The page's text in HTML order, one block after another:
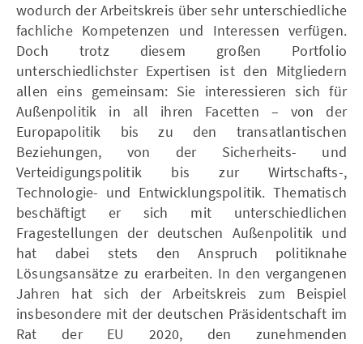
wodurch der Arbeitskreis über sehr unterschiedliche
fachliche Kompetenzen und Interessen verfügen.
Doch trotz diesem großen Portfolio
unterschiedlichster Expertisen ist den Mitgliedern
allen eins gemeinsam: Sie interessieren sich für
Außenpolitik in all ihren Facetten – von der
Europapolitik bis zu den transatlantischen
Beziehungen, von der Sicherheits- und
Verteidigungspolitik bis zur Wirtschafts-,
Technologie- und Entwicklungspolitik. Thematisch
beschäftigt er sich mit unterschiedlichen
Fragestellungen der deutschen Außenpolitik und
hat dabei stets den Anspruch politiknahe
Lösungsansätze zu erarbeiten. In den vergangenen
Jahren hat sich der Arbeitskreis zum Beispiel
insbesondere mit der deutschen Präsidentschaft im
Rat der EU 2020, den zunehmenden